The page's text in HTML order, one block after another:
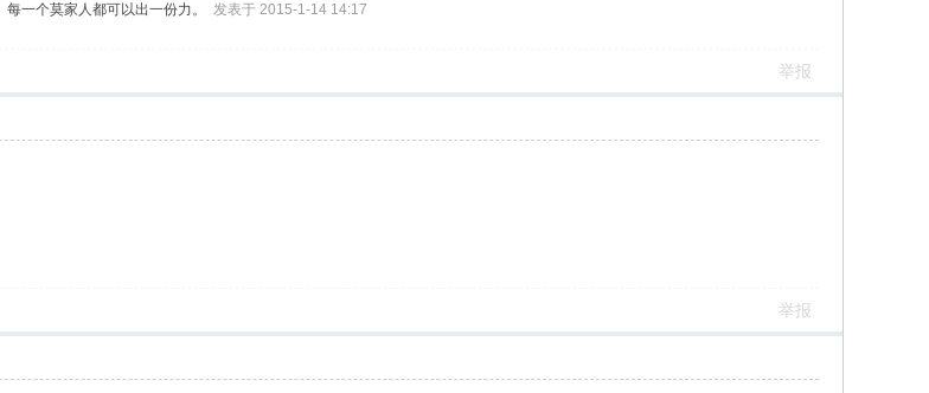
一个莫家人都可以出一份力。 发表于 2015-1-14 14:17
举报
举报